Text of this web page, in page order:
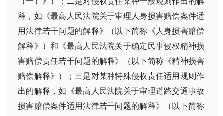
释，如《最高人民法院关于审理人身损害赔偿案件适
用法律若干问题的解释》（以下简称《人身损害赔偿
解释》）和《最高人民法院关于确定民事侵权精神损
害赔偿责任若干问题的解释》（以下简称《精神损害
赔偿解释》）；三是对某种特殊侵权责任适用规则作
出的解释，如《最高人民法院关于审理道路交通事故
损害赔偿案件适用法律若干问题的解释》（以下简称